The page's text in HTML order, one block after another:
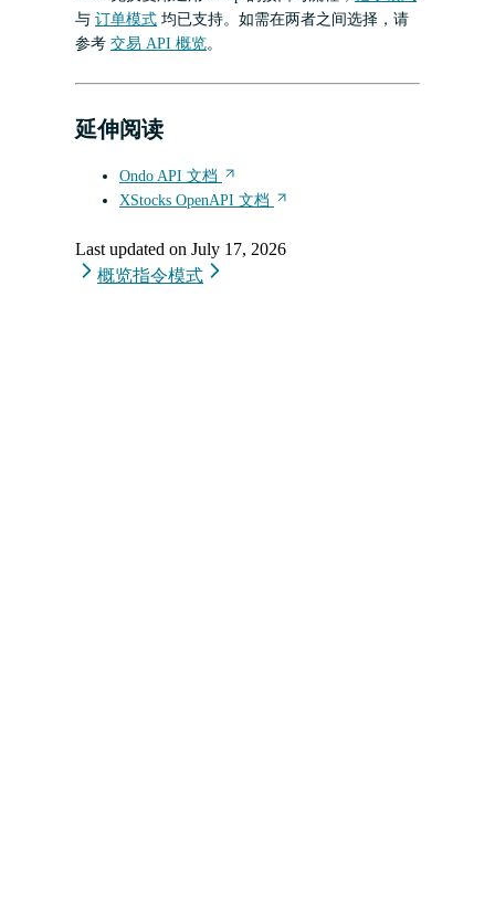
与 订单模式 均已支持。如需在两者之间选择，请
参考 交易 API 概览。
延伸阅读
Ondo API 文档
XStocks OpenAPI 文档
Last updated on July 17, 2026
概览指令模式